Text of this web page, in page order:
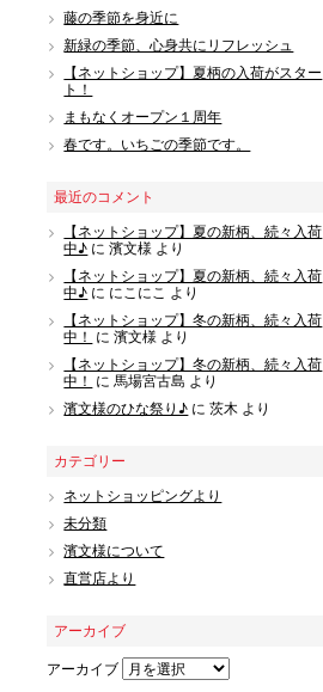
藤の季節を身近に
新緑の季節、心身共にリフレッシュ
【ネットショップ】夏柄の入荷がスター
ト！
まもなくオープン１周年
春です。いちごの季節です。
最近のコメント
【ネットショップ】夏の新柄、続々入荷
中♪ に濱文様 より
【ネットショップ】夏の新柄、続々入荷
中♪ に にこにこ より
【ネットショップ】冬の新柄、続々入荷
中！ に濱文様 より
【ネットショップ】冬の新柄、続々入荷
中！ に馬場宮古島 より
濱文様のひな祭り♪ に茨木 より
カテゴリー
ネットショッピングより
未分類
濱文様について
直営店より
アーカイブ
アーカイブ